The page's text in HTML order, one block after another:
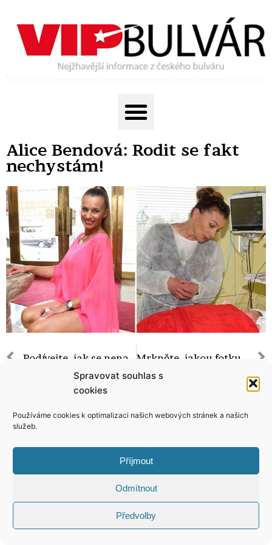
Spravovat souhlas s
cookies
Používáme cookies k optimalizaci našich webových stránek a našich
služeb.
Příjmout
Odmítnout
Předvolby
Alice Bendová: Rodit se fakt
nechystám!
Copyright © 2026 VIP Bulvár, All Rights
Reserved